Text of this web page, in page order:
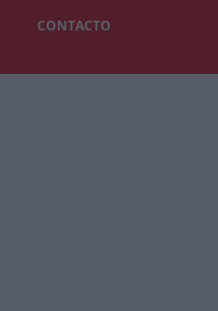
CONTACTO